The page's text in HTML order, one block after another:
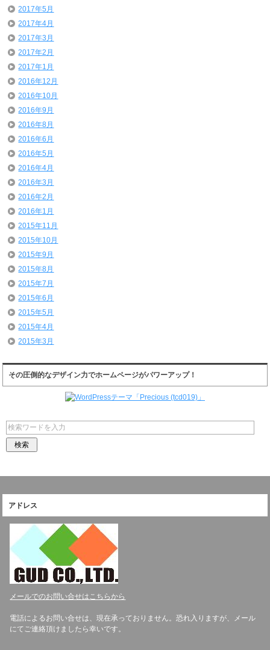
2017年5月
2017年4月
2017年3月
2017年2月
2017年1月
2016年12月
2016年10月
2016年9月
2016年8月
2016年6月
2016年5月
2016年4月
2016年3月
2016年2月
2016年1月
2015年11月
2015年10月
2015年9月
2015年8月
2015年7月
2015年6月
2015年5月
2015年4月
2015年3月
その圧倒的なデザイン力でホームページがパワーアップ！
アドレス
メールでのお問い合せはこちらから
電話によるお問い合せは、現在承っておりません。恐れ入りますが、メール
にてご連絡頂けましたら幸いです。